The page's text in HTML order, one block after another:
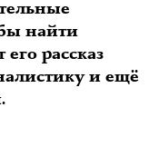
найти
рассказ
и ещё